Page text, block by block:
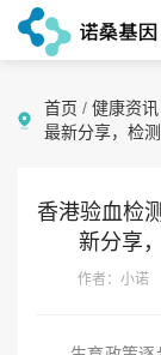
首页 / 健康资讯
最新分享，检
香港验血检
新分享
作者：小诺